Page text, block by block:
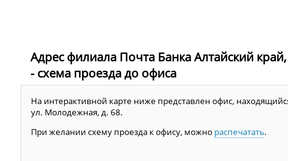
Адрес филиала Почта Банка Алтайский
- схема проезда до офиса
На интерактивной карте ниже представлен офис,
ул. Молодежная, д. 68.
При желании схему проезда к офису, можно распечатать.